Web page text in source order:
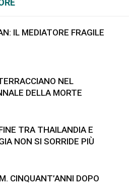
IL MEDIATORE FRAGILE
NEL
DELLA MORTE
TRA THAILANDIA E
NON SI SORRIDE PIÙ
CINQUANT’ANNI DOPO